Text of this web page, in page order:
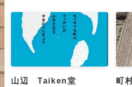
山辺 Taiken堂 町